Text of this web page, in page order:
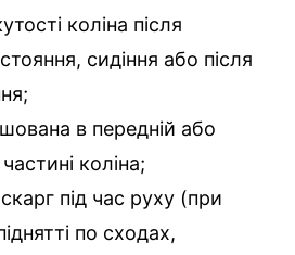
коліна після
сидіння або після
в передній або
коліна;
під час руху (при
по сходах,